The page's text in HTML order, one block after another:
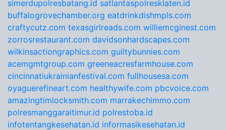
simerdupolresbatang.id satlantaspolresklaten.id
buffalogrovechamber.org eatdrinkdishmpls.com
craftycutz.com texasgirlreads.com williemcginest.com
zorrosrestaurant.com davidsonhardscapes.com
wilkinsactiongraphics.com guiltybunnies.com
acemgmtgroup.com greeneacresfarmhouse.com
cincinnatiukrainianfestival.com fullhousesa.com
oyaguerefineart.com healthywife.com pbcvoice.com
amazingtimlocksmith.com marrakechimmo.com
polresmanggaraitimur.id polrestoba.id
infotentangkesehatan.id informasikesehatan.id